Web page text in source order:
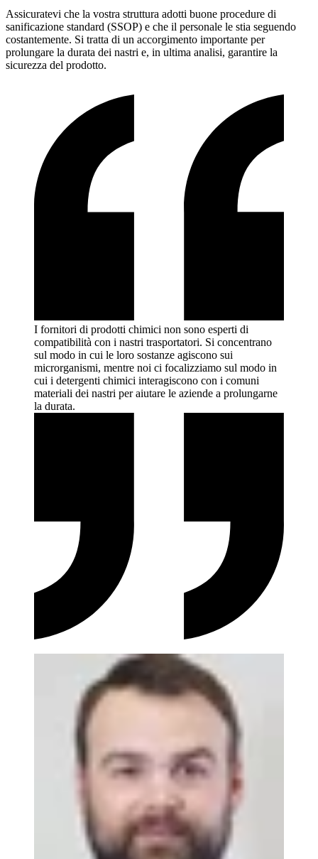
Assicuratevi che la vostra struttura adotti buone procedure di
sanificazione standard (SSOP) e che il personale le stia seguendo
costantemente. Si tratta di un accorgimento importante per
prolungare la durata dei nastri e, in ultima analisi, garantire la
sicurezza del prodotto.
I fornitori di prodotti chimici non sono esperti di
compatibilità con i nastri trasportatori. Si concentrano
sul modo in cui le loro sostanze agiscono sui
microrganismi, mentre noi ci focalizziamo sul modo in
cui i detergenti chimici interagiscono con i comuni
materiali dei nastri per aiutare le aziende a prolungarne
la durata.